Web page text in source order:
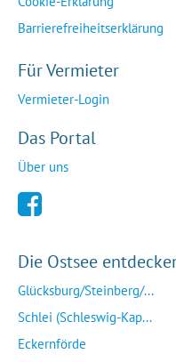
Barrierefreiheitserklärung
Für Vermieter
Vermieter-Login
Das Portal
Über uns
Die Ostsee
Glücksburg/Steinberg/...
Schlei (Schleswig-Kap...
Eckernförde